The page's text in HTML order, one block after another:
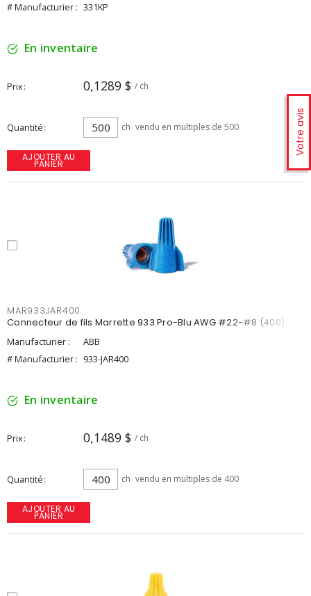
Votre avis
# Manufacturier : 331KP
En inventaire
Prix 0,1289 $ / ch
Quantité ch vendu en multiples de 500
AJOUTER AU
PANIER
MAR933JAR400
Connecteur de fils Marrette 933 Pro-Blu AWG #22-#8 (400)
Manufacturier :
ABB
# Manufacturier : 933-JAR400
En inventaire
Prix 0,1489 $ / ch
Quantité ch vendu en multiples de 400
AJOUTER AU
PANIER